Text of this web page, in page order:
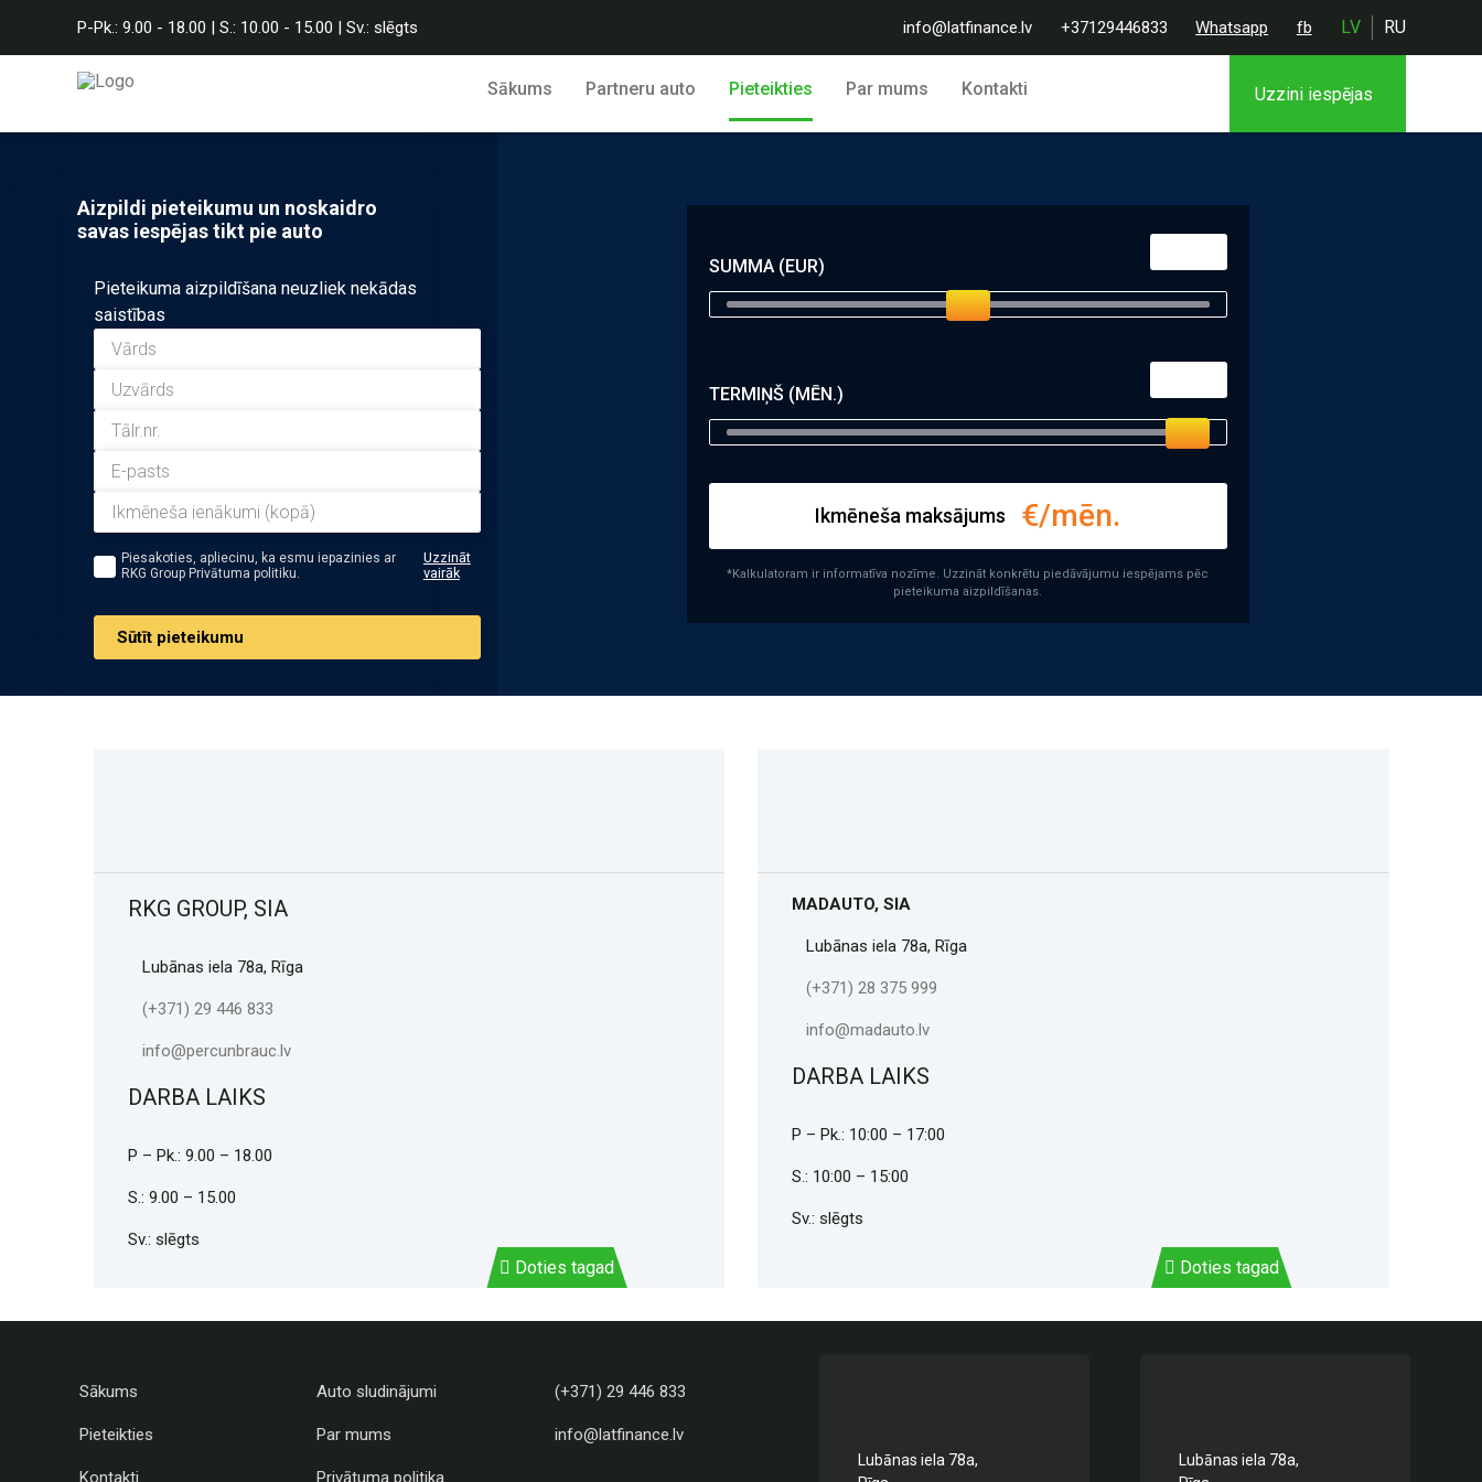
P-Pk.: 9.00 - 18.00 | S.: 10.00 - 15.00 | Sv.: slēgts info@latfinance.lv +37129446833 Whatsapp fb LV RU
Sākums Partneru auto Pieteikties Par mums Kontakti Uzzini iespējas
SUMMA (EUR)
TERMIŅŠ (MĒN.)
Ikmēneša maksājums €/mēn.
*Kalkulatoram ir informatīva nozīme. Uzzināt konkrētu piedāvājumu iespējams pēc
pieteikuma aizpildīšanas.
Aizpildi pieteikumu un noskaidro
savas iespējas tikt pie auto
Pieteikuma aizpildīšana neuzliek nekādas
saistības
Piesakoties, apliecinu, ka esmu iepazinies ar
RKG Group Privātuma politiku.
Uzzināt
vairāk
Sūtīt pieteikumu
Doties tagad
RKG GROUP, SIA
Lubānas iela 78a, Rīga
(+371) 29 446 833
info@percunbrauc.lv
DARBA LAIKS
P – Pk.: 9.00 – 18.00
S.: 9.00 – 15.00
Sv.: slēgts
Doties tagad
MADAUTO, SIA
Lubānas iela 78a, Rīga
(+371) 28 375 999
info@madauto.lv
DARBA LAIKS
P – Pk.: 10:00 – 17:00
S.: 10:00 – 15:00
Sv.: slēgts
Sākums Auto sludinājumi (+371) 29 446 833
Pieteikties Par mums info@latfinance.lv
Kontakti Privātuma politika
Lubānas iela 78a,
Lubānas iela 78a,